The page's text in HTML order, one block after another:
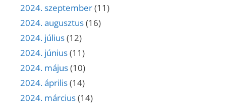
2024. szeptember(11)
2024. augusztus(16)
2024. július(12)
2024. június(11)
2024. május(10)
2024. április(14)
2024. március(14)